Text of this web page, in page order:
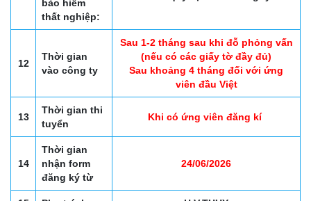
bảo hiểm
thất nghiệp:
12
Thời gian
vào công ty
Sau 1-2 tháng sau khi đỗ phỏng vấn
(nếu có các giấy tờ đầy đủ)
Sau khoảng 4 tháng đối với ứng
viên đầu Việt
13
Thời gian thi
tuyển
Khi có ứng viên đăng kí
14
Thời gian
nhận form
đăng ký từ
24/06/2026